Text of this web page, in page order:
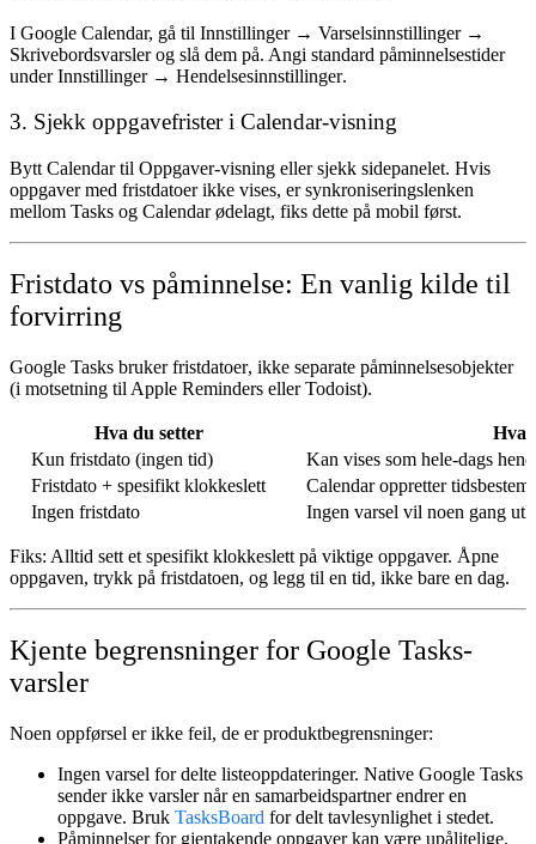
I Google Calendar, gå til Innstillinger → Varselsinnstillinger →
Skrivebordsvarslerog slå dem på. Angi standard påminnelsestider
underInnstillinger → Hendelsesinnstillinger.
3. Sjekk oppgavefrister i Calendar-visning
Bytt Calendar til Oppgaver-visning eller sjekk sidepanelet. Hvis
oppgaver med fristdatoer ikke vises, er synkroniseringslenken
mellom Tasks og Calendar ødelagt, fiks dette på mobil først.
Fristdato vs påminnelse: En vanlig kilde til
forvirring
Google Tasks brukerfristdatoer, ikke separate påminnelsesobjekter
(i motsetning til Apple Reminders eller Todoist).
Hva du setter
Hva
Kun fristdato (ingen tid)
Kan vises som hele-dags
Fristdato + spesifikt klokkeslett
Calendar oppretter
Ingen fristdato
Ingen varsel vil noen gang
Fiks: Alltid sett et spesifikt klokkeslett på viktige oppgaver. Åpne
oppgaven, trykk på fristdatoen, og legg til en tid, ikke bare en dag.
Kjente begrensninger for Google Tasks-
varsler
Noen oppførsel er ikke feil, de er produktbegrensninger:
Ingen varsel for delte listeoppdateringer. Native Google Tasks
sender ikke varsler når en samarbeidspartner endrer en
oppgave. Bruk TasksBoard for delt tavlesynlighet i stedet.
Påminnelser for gjentakende oppgaver kan være upålitelige.